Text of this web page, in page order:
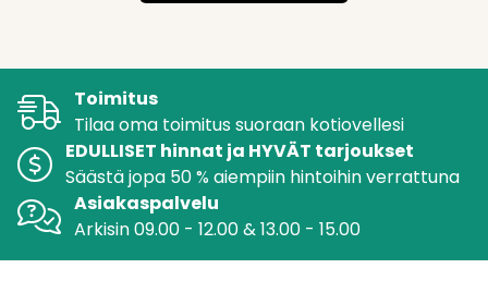
Toimitus
Tilaa oma toimitus suoraan kotiovellesi
EDULLISET hinnat ja HYVÄT tarjoukset
Säästä jopa 50 % aiempiin hintoihin verrattuna
Asiakaspalvelu
Arkisin 09.00 - 12.00 & 13.00 - 15.00